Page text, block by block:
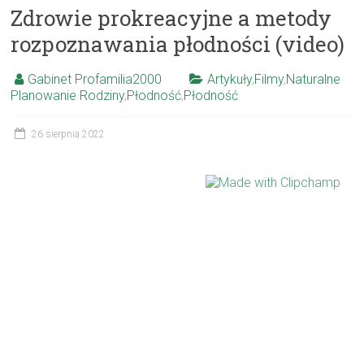
Zdrowie prokreacyjne a metody
rozpoznawania płodności (video)
Gabinet Profamilia2000 Artykuły,Filmy,Naturalne
Planowanie Rodziny,Płodność,Płodność
26 sierpnia 2022